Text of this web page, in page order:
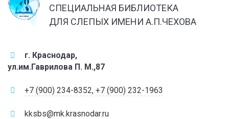
СПЕЦИАЛЬНАЯ БИБЛИОТЕКА
ДЛЯ СЛЕПЫХ ИМЕНИ А.П.ЧЕХОВА
г. Краснодар,
ул.им.Гаврилова П. М.,87
+7 (900) 234-8352, +7 (900) 232-1963
kksbs@mk.krasnodar.ru